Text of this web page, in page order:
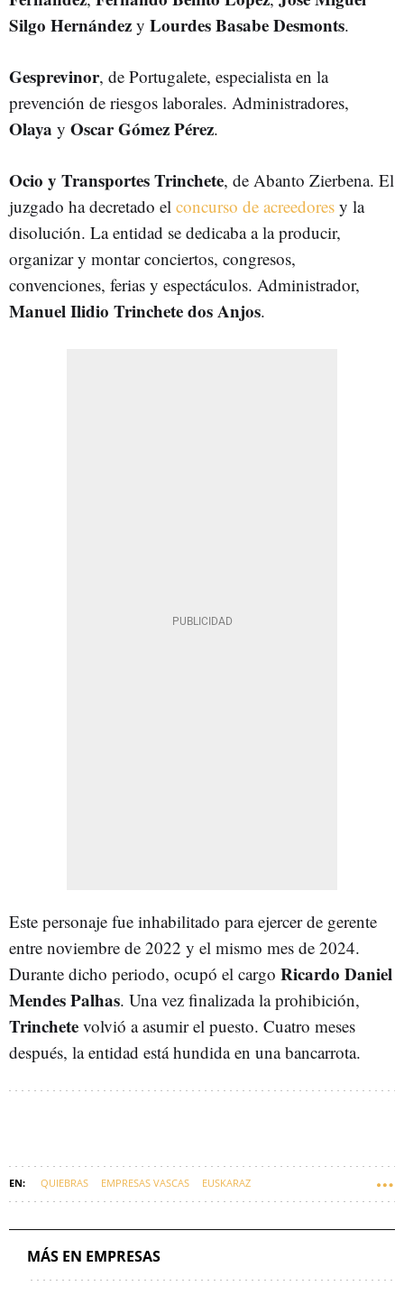
Silgo Hernández y Lourdes Basabe Desmonts.
Gesprevinor, de Portugalete, especialista en la
prevención de riesgos laborales. Administradores,
Olaya y Oscar Gómez Pérez.
Ocio y Transportes Trinchete, de Abanto Zierbena. El
juzgado ha decretado el concurso de acreedores y la
disolución. La entidad se dedicaba a la producir,
organizar y montar conciertos, congresos,
convenciones, ferias y espectáculos. Administrador,
Manuel Ilidio Trinchete dos Anjos.
Este personaje fue inhabilitado para ejercer de gerente
entre noviembre de 2022 y el mismo mes de 2024.
Durante dicho periodo, ocupó el cargo Ricardo Daniel
Mendes Palhas. Una vez finalizada la prohibición,
Trinchete volvió a asumir el puesto. Cuatro meses
después, la entidad está hundida en una bancarrota.
QUIEBRAS EMPRESAS VASCAS EUSKARAZ
MÁS EN EMPRESAS